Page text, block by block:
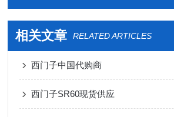
相关文章 RELATED ARTICLES
西门子中国代购商
西门子SR60现货供应